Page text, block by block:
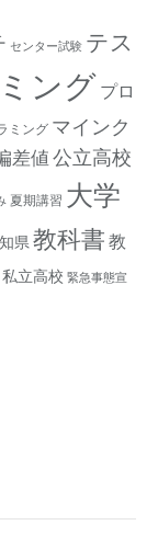
センター試験 テス
ング プロ
ミング マインク
差値公立高校
夏期講習 大学
県 教科書 教
私立高校 緊急事態宣